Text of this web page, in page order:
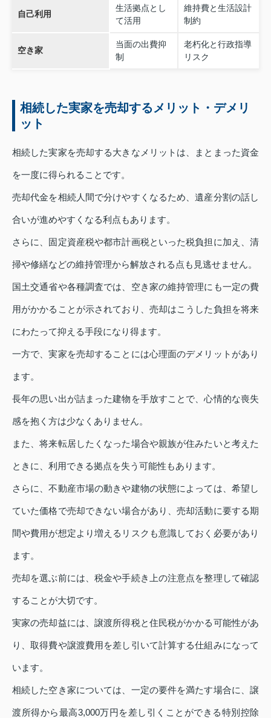
自己利用
生活拠点とし
て活用
維持費と生活設計
制約
空き家
当面の出費抑
制
老朽化と行政指導
リスク
相続した実家を売却するメリット・デメリ
ット
相続した実家を売却する大きなメリットは、まとまった資金
を一度に得られることです。
売却代金を相続人間で分けやすくなるため、遺産分割の話し
合いが進めやすくなる利点もあります。
さらに、固定資産税や都市計画税といった税負担に加え、清
掃や修繕などの維持管理から解放される点も見逃せません。
国土交通省や各種調査では、空き家の維持管理にも一定の費
用がかかることが示されており、売却はこうした負担を将来
にわたって抑える手段になり得ます。
一方で、実家を売却することには心理面のデメリットがあり
ます。
長年の思い出が詰まった建物を手放すことで、心情的な喪失
感を抱く方は少なくありません。
また、将来転居したくなった場合や親族が住みたいと考えた
ときに、利用できる拠点を失う可能性もあります。
さらに、不動産市場の動きや建物の状態によっては、希望し
ていた価格で売却できない場合があり、売却活動に要する期
間や費用が想定より増えるリスクも意識しておく必要があり
ます。
売却を選ぶ前には、税金や手続き上の注意点を整理して確認
することが大切です。
実家の売却益には、譲渡所得税と住民税がかかる可能性があ
り、取得費や譲渡費用を差し引いて計算する仕組みになって
います。
相続した空き家については、一定の要件を満たす場合に、譲
渡所得から最高3,000万円を差し引くことができる特別控除